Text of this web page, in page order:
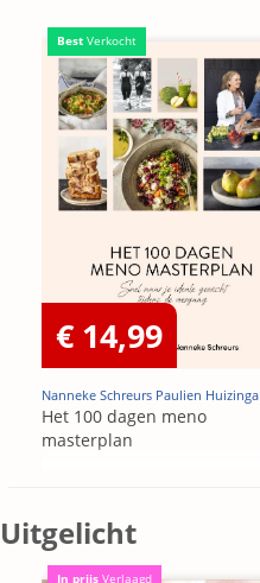
Best Verkocht
€ 14,99
Nanneke Schreurs Paulien Huizinga
Het 100 dagen meno
masterplan
Uitgelicht
In prijs Verlaagd